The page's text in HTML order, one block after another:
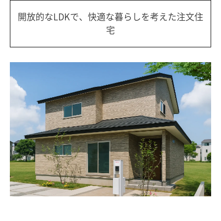
開放的なLDKで、快適な暮らしを考えた注文住
宅